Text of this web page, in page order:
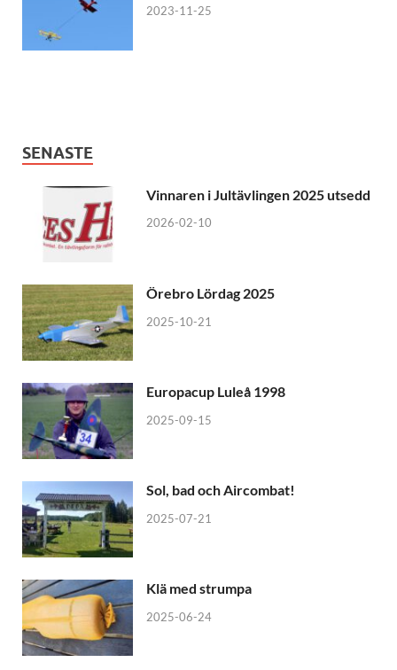
2023-11-25
SENASTE
Vinnaren i Jultävlingen 2025 utsedd
2026-02-10
Örebro Lördag 2025
2025-10-21
Europacup Luleå 1998
2025-09-15
Sol, bad och Aircombat!
2025-07-21
Klä med strumpa
2025-06-24